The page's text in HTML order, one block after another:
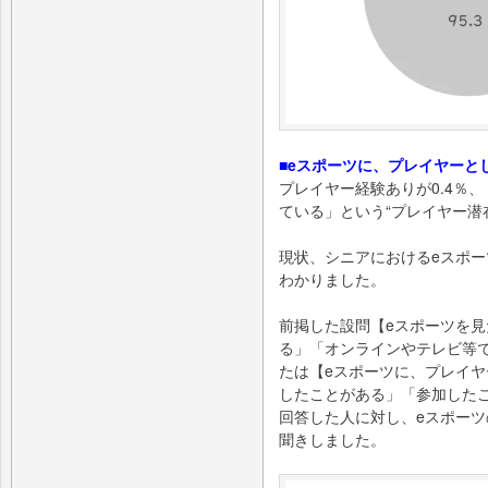
■eスポーツに、プレイヤー
プレイヤー経験ありが0.4％
ている」という“プレイヤー
現状、シニアにおけるeスポ
わかりました。
前掲した設問【eスポーツを
る」「オンラインやテレビ等
たは【eスポーツに、プレイ
したことがある」「参加した
回答した人に対し、eスポー
聞きしました。